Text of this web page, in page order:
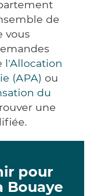
de
vous
l'Allocation
(APA) ou
du
une
pour
Bouaye